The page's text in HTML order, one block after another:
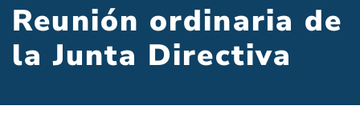
Reunión ordinaria de
la Junta Directiva